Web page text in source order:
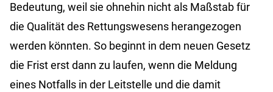
Bedeutung, weil sie ohnehin nicht als Maßstab für
die Qualität des Rettungswesens herangezogen
werden könnten. So beginnt in dem neuen Gesetz
die Frist erst dann zu laufen, wenn die Meldung
eines Notfalls in der Leitstelle und die damit